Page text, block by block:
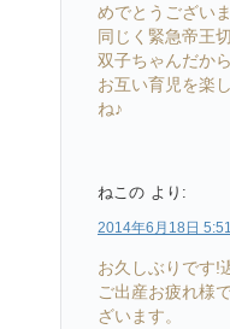
めでとうござい
同じく緊急帝王
双子ちゃんだか
お互い育児を楽
ね♪
ねこの より:
2014年6月18日
お久しぶりです!
ご出産お疲れ様
ざいます。